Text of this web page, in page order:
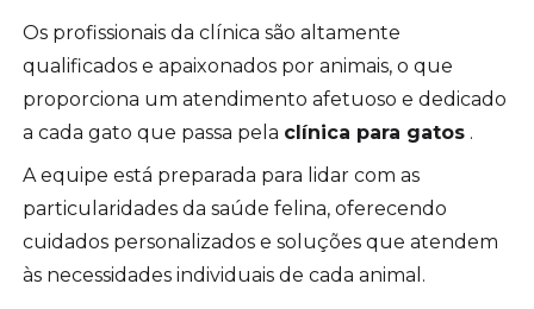
Os profissionais da clínica são altamente
qualificados e apaixonados por animais, o que
proporciona um atendimento afetuoso e dedicado
a cada gato que passa pela clínica para gatos .
A equipe está preparada para lidar com as
particularidades da saúde felina, oferecendo
cuidados personalizados e soluções que atendem
às necessidades individuais de cada animal.